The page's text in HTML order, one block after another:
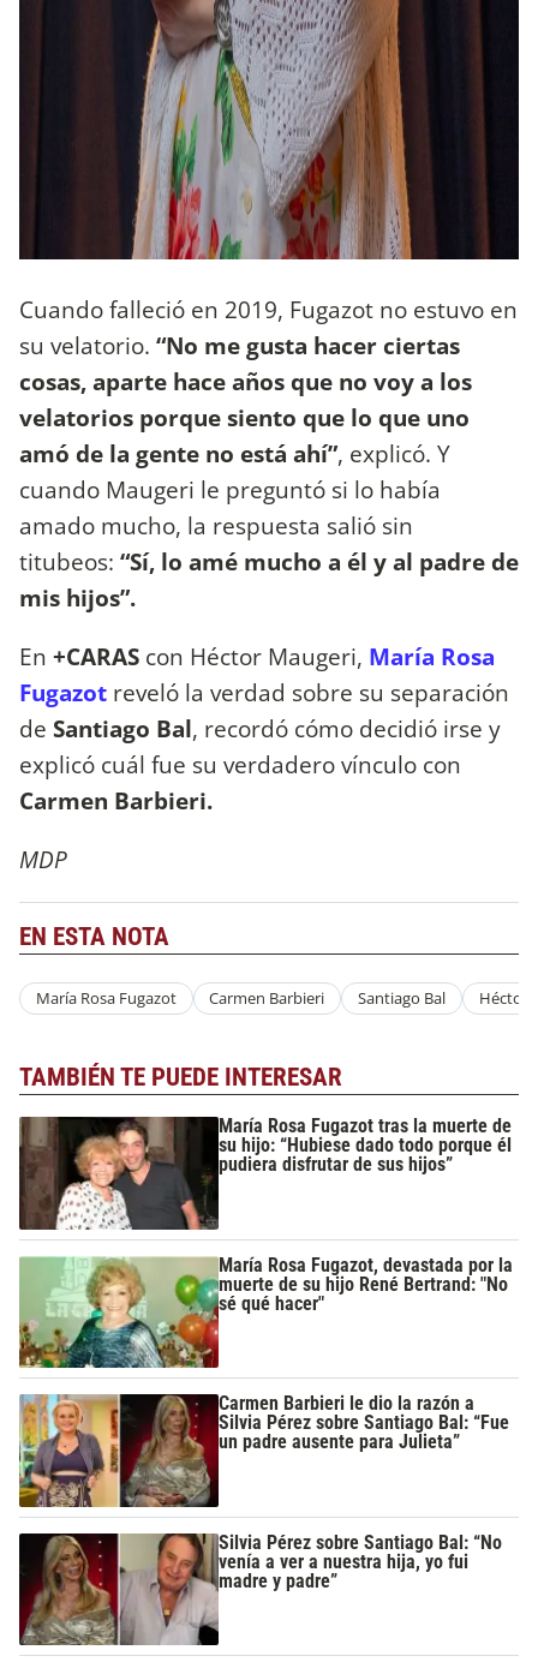
Cuando falleció en 2019, Fugazot no estuvo en
su velatorio. “No me gusta hacer ciertas
cosas, aparte hace años que no voy a los
velatorios porque siento que lo que uno
amó de la gente no está ahí”, explicó. Y
cuando Maugeri le preguntó si lo había
amado mucho, la respuesta salió sin
titubeos: “Sí, lo amé mucho a él y al padre de
mis hijos”.
En +CARAS con Héctor Maugeri, María Rosa
Fugazot reveló la verdad sobre su separación
de Santiago Bal, recordó cómo decidió irse y
explicó cuál fue su verdadero vínculo con
Carmen Barbieri.
MDP
EN ESTA NOTA
María Rosa Fugazot Carmen Barbieri Santiago Bal Héctor
TAMBIÉN TE PUEDE INTERESAR
María Rosa Fugazot tras la muerte de
su hijo: “Hubiese dado todo porque él
pudiera disfrutar de sus hijos”
María Rosa Fugazot, devastada por la
muerte de su hijo René Bertrand: "No
sé qué hacer"
Carmen Barbieri le dio la razón a
Silvia Pérez sobre Santiago Bal: “Fue
un padre ausente para Julieta”
Silvia Pérez sobre Santiago Bal: “No
venía a ver a nuestra hija, yo fui
madre y padre”